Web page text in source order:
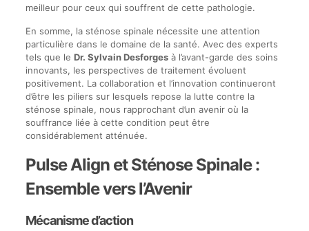
meilleur pour ceux qui souffrent de cette pathologie.
En somme, la sténose spinale nécessite une attention
particulière dans le domaine de la santé. Avec des experts
tels que le Dr. Sylvain Desforgesà l’avant-garde des soins
innovants, les perspectives de traitement évoluent
positivement. La collaboration et l’innovation continueront
d’être les piliers sur lesquels repose la lutte contre la
sténose spinale, nous rapprochant d’un avenir où la
souffrance liée à cette condition peut être
considérablement atténuée.
Pulse Align et Sténose Spinale :
Ensemble vers l’Avenir
Mécanisme d’action